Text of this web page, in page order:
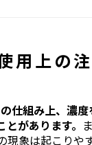
用上の注
仕組み上、濃
があります。
現象は起こりや